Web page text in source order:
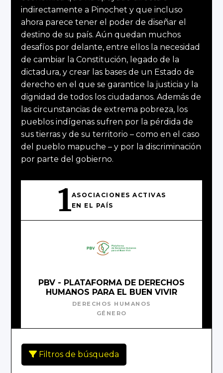
indirectamente a Pinochet y que incluso
ahora parece tener el poder de diseñar el
destino de su país. Aún quedan muchos
desafíos por delante, entre ellos la necesidad
de cambiar la Constitución, legado de la
dictadura, y crear las bases de un Estado de
derecho en el que se garantice la justicia y la
dignidad de todos los ciudadanos. Además de
las circunstancias de extrema pobreza, los
pueblos indígenas sufren por la pérdida de
sus tierras y de su territorio – como en el caso
del pueblo mapuche – y por la discriminación
por parte del gobierno.
1ASOCIACIONES ACTIVAS
EN EL PAÍS
PBV - PLATAFORMA DE DERECHOS
HUMANOS PARA EL BUEN VIVIR
DERECHOS HUMANOS
GÉNERO
Filtros de búsqueda